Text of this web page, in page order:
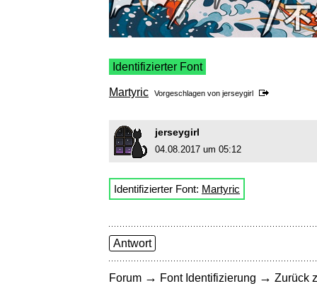
Identifizierter Font
Martyric Vorgeschlagen von jerseygirl
jerseygirl
04.08.2017 um 05:12
Identifizierter Font: Martyric
Antwort
Forum → Font Identifizierung → Zurück